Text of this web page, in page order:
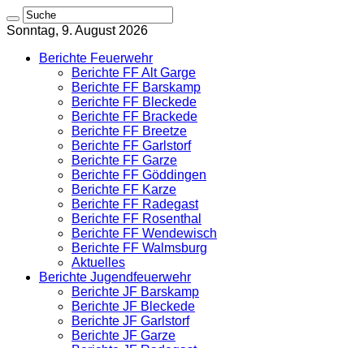
Sonntag, 9. August 2026
Berichte Feuerwehr
Berichte FF Alt Garge
Berichte FF Barskamp
Berichte FF Bleckede
Berichte FF Brackede
Berichte FF Breetze
Berichte FF Garlstorf
Berichte FF Garze
Berichte FF Göddingen
Berichte FF Karze
Berichte FF Radegast
Berichte FF Rosenthal
Berichte FF Wendewisch
Berichte FF Walmsburg
Aktuelles
Berichte Jugendfeuerwehr
Berichte JF Barskamp
Berichte JF Bleckede
Berichte JF Garlstorf
Berichte JF Garze